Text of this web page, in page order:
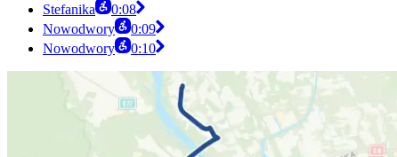
Stefanika
0:08
Nowodwory
0:09
Nowodwory
0:10